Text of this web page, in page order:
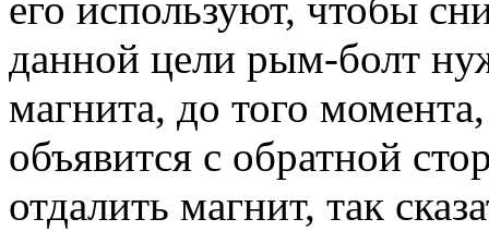
его используют, чтобы
данной цели рым-болт
магнита, до того
объявится с обратной
отдалить магнит, так